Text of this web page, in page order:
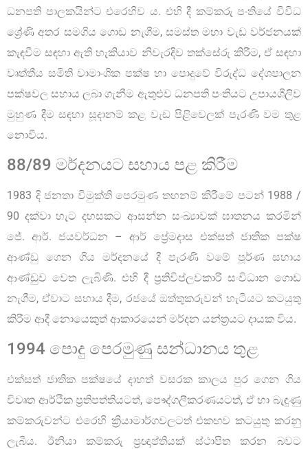
ධනපති පාලකයින්ට එරෙහිව ය. එහි දී කම්කරු පංතියේ විවිධ
ශ්‍රේණි අතර සමගිය ගොඩ නැගීම, සමස්ත මහා වැඩ වර්ජනයක්
කැඳවීම සඳහා ඇති හැකියාව නිවැරදිව තක්සේරු කිරීම, ඒ සඳහා
වෘත්තීය සමිති වාමාංශික පක්ෂ හා පොදුවේ විරුද්ධ දේශපාලන
පක්ෂවල සහාය ලබා ගැනීම ඇතුළුව ධනපති පංතියට උපායශීලිව
මුහුණ දීම සඳහා සූදානම් කළ වැඩ පිළිවෙලක් පැරණි වම තුළ
නොවීය.
88/89 මර්දනයට සහාය පළ කිරීම
1983 දි ජනතා විමුක්ති පෙරමුණ තහනම් කිරීමේ පටන් 1988 /
90 දක්වා හැට දහසකට ආසන්න සංඛ්‍යාවක් ඝාතනය කරමින්
ජේ. ආර්. ජයවර්ධන – ආර් ප්‍රේමදාස එක්සත් ජාතික පක්ෂ
ආණ්ඩු ගෙන ගිය මර්දනයේ දී පැරණි වමේ පූර්ණ සහාය
ආණ්ඩුව වෙත ලැබිණි. එහි දී ප්‍රතිවිප්ලවකාරී සංවිධාන ගොඩ
නැගීම, ඒවාට සහාය දීම, රජයේ ඔත්තුකරුවන් හැටියට කටයුතු
කිරීම ආදී නොයෙකුත් ආකාරයෙන් මර්දන යන්ත්‍රයට දායක විය.
1994 පොදු පෙරමුණු සන්ධානය තුළ
එක්සත් ජාතික පක්ෂයේ දාහත් වසරක කාලය පුර ගෙන ගිය
විවෘත ආර්ථික ප්‍රතිපත්තියටත්, පෞද්ගලීකරණයටත්, ඒ හා බැඳුණු
කම්කරුවන්ට එරෙහි ක්‍රියාමාර්ගවලටත් එකඟව කටයුතු කරනු
ලැබීය. ඊනියා කම්කරු ප්‍රඥාප්තියක් ස්ථාපිත කරන බවට